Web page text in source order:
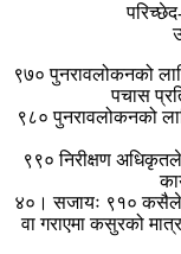
९७० पुनरावलोकनको
पचास
९८० पुनरावलोकनको
९९० निरीक्षण
४०। सजायः ९१० कसैले
वा गराएमा कसुरको